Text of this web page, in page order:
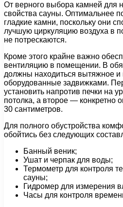
От верного выбора камней для
свойства сауны. Оптимальнее
гладкие камни, поскольку они
лучшую циркуляцию воздуха в
не потрескаются.
Кроме этого крайне важно
вентиляцию в помещении. В
должны находиться вытяжное и
оборудованные задвижками.
установить напротив печки на
потолка, а второе — конкретно
30 сантиметров.
Для полного обустройства
обойтись без следующих
Банный веник;
Ушат и черпак для воды;
Термометр для контроля
сауны;
Гидромер для измерения
Часы для контроля